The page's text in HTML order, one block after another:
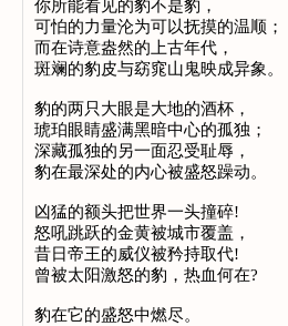
你所能看见的豹不是豹，
可怕的力量沦为可以抚摸的温顺；
而在诗意盎然的上古年代，
斑斓的豹皮与窈窕山鬼映成异象。
豹的两只大眼是大地的酒杯，
琥珀眼睛盛满黑暗中心的孤独；
深藏孤独的另一面忍受耻辱，
豹在最深处的内心被盛怒躁动。
凶猛的额头把世界一头撞碎!
怒吼跳跃的金黄被城市覆盖，
昔日帝王的威仪被矜持取代!
曾被太阳激怒的豹，热血何在?
豹在它的盛怒中燃尽。